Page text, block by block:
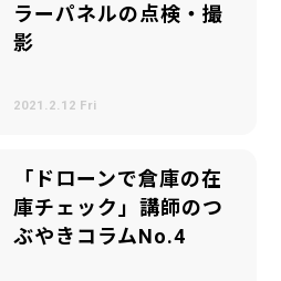
ラーパネルの点検・撮
影
2021.2.12 Fri
「ドローンで倉庫の在
庫チェック」講師のつ
ぶやきコラムNo.4